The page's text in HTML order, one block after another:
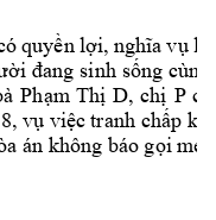
quyền lợi, nghĩa vụ
đang sinh sống
Phạm Thị D, chị P
vụ việc tranh chấp
án không báo gọi mẹ